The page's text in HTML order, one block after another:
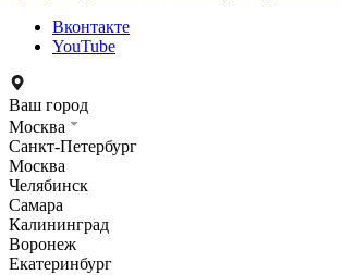
Вконтакте
YouTube
Ваш город
Москва
Санкт-Петербург
Москва
Челябинск
Самара
Калининград
Воронеж
Екатеринбург